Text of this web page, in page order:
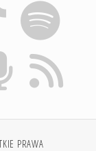
PRAWA